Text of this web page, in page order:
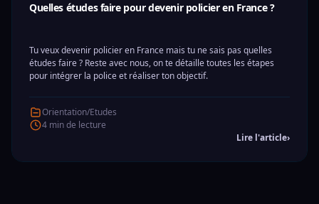
Quelles études faire pour devenir policier en France ?
Tu veux devenir policier en France mais tu ne sais pas quelles
études faire ? Reste avec nous, on te détaille toutes les étapes
pour intégrer la police et réaliser ton objectif.
Orientation/Etudes
4 min de lecture
Lire l'article›